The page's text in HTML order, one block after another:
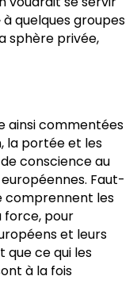
quelques groupes
sphère privée,
ainsi commentées
la portée et les
conscience au
Faut-
comprennent les
force, pour
et leurs
que ce qui les
à la fois